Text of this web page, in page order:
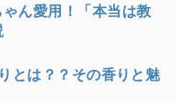
ん愛用！「本当は教
とは？？その香りと魅